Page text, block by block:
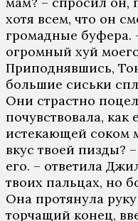
хотя всем, что он
громадные буфера.
огромный хуй
Приподнявшись,
большие сиськи
Они страстно
почувствовала, как
истекающей соком
вкус твоей пизды?
его. – ответила
твоих пальцах, но
Она протянула
торчащий конец,